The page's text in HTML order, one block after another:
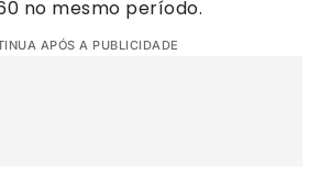
no mesmo período.
APÓS A PUBLICIDADE